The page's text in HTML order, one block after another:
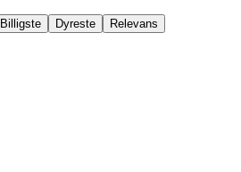
Billigste Dyreste
Relevans